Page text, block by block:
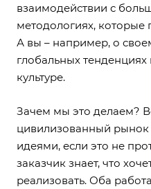
взаимодействии с
методологиях,
А вы – например, о
глобальных
культуре.
Зачем мы это делаем?
цивилизованный
идеями, если это не
заказчик знает, что
реализовать. Оба